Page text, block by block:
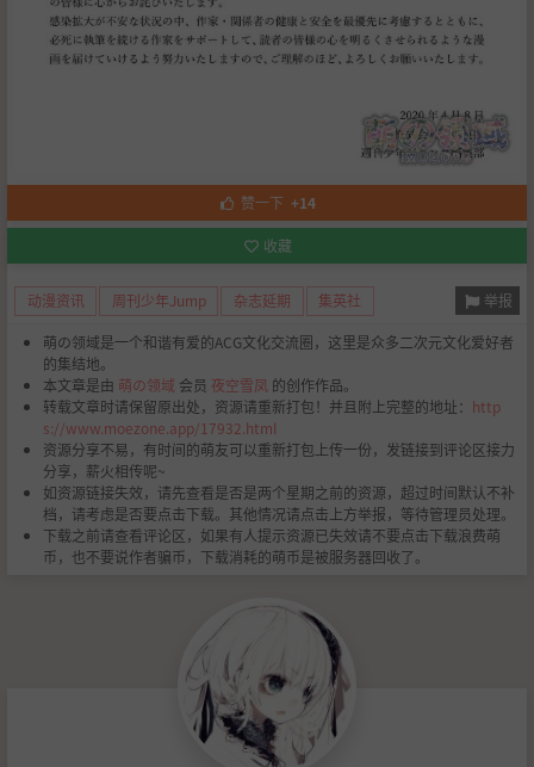
赞一下 +14
收藏
动漫资讯 周刊少年Jump 杂志延期 集英社 举报
萌の领域是一个和谐有爱的ACG文化交流圈，这里是众多二次元文化爱好者
的集结地。
本文章是由 萌の领域 会员 夜空雪凤 的创作作品。
转载文章时请保留原出处，资源请重新打包！并且附上完整的地址： http
s://www.moezone.app/17932.html
资源分享不易，有时间的萌友可以重新打包上传一份，发链接到评论区接力
分享，薪火相传呢~
如资源链接失效，请先查看是否是两个星期之前的资源，超过时间默认不补
档，请考虑是否要点击下载。其他情况请点击上方举报，等待管理员处理。
下载之前请查看评论区，如果有人提示资源已失效请不要点击下载浪费萌
币，也不要说作者骗币，下载消耗的萌币是被服务器回收了。